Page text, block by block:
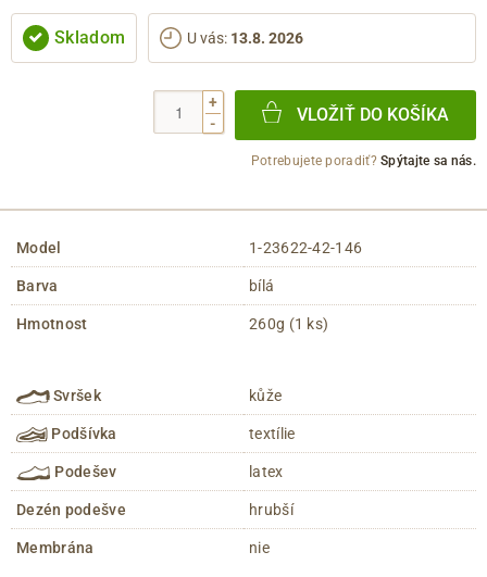
Skladom U vás: 13.8. 2026
+
-
VLOŽIŤ DO KOŠÍKA
Potrebujete poradiť?Spýtajte sa nás.
Model 1-23622-42-146
Barva bílá
Hmotnost 260g (1 ks)
Svršek kůže
Podšívka textílie
Podešev latex
Dezén podešve hrubší
Membrána nie